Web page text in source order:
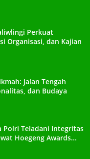
Perkuat
Organisasi, dan Kajian
Jalan Tengah
dan Budaya
Polri Teladani Integritas
Hoegeng Awards...